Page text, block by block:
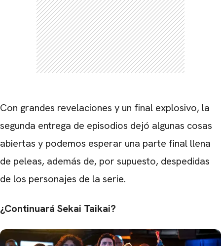
Con grandes revelaciones y un final explosivo, la
segunda entrega de episodios dejó algunas cosas
abiertas y podemos esperar una parte final llena
de peleas, además de, por supuesto, despedidas
de los personajes de la serie.
¿Continuará Sekai Taikai?